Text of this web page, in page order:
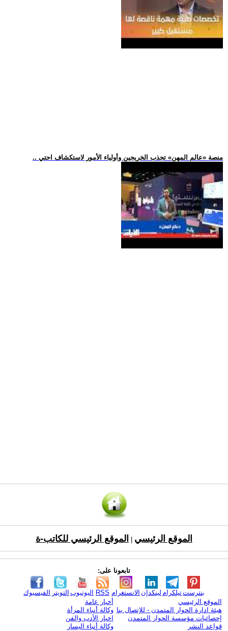
.. منصة «عالم المهن» تجذب الخريجين وأولياء الأمور لاستكشاف احتي
الموقع الرئيسي الموقع الرئيسي للكاتب-ة
تابعونا على:
الفيسبوك التويتر اليوتيوب RSS الانستغرام لينكدإن تيلكرامبنترست
الموقع الرئيسي
هيئة ادارة الحوار المتمدن - للإتصال بنا
إحصائيات مؤسسة الحوار المتمدن
قواعد النشر
أخبار عامة
وكالة أنباء المرأة
اخبار الأدب والفن
وكالة أنباء اليسار